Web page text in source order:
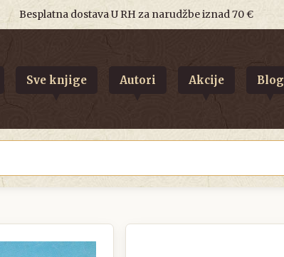
Besplatna dostava U RH za narudžbe iznad 70 €
Sve knjige Autori Akcije Blog